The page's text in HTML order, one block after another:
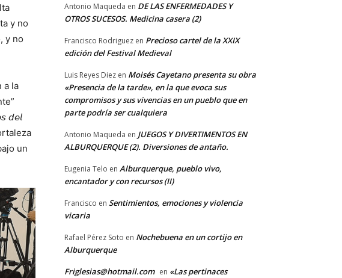
y no
y no
a la
𝘥𝘦𝘭
un
Antonio Maqueda en DE LAS ENFERMEDADES Y
OTROS SUCESOS. Medicina casera (2)
Francisco Rodriguez en Precioso cartel de la XXIX
edición del Festival Medieval
Luis Reyes Diez en Moisés Cayetano presenta su obra
«Presencia de la tarde», en la que evoca sus
compromisos y sus vivencias en un pueblo que en
parte podría ser cualquiera
Antonio Maqueda en JUEGOS Y DIVERTIMENTOS EN
ALBURQUERQUE (2). Diversiones de antaño.
Eugenia Telo en Alburquerque, pueblo vivo,
encantador y con recursos (II)
Francisco en Sentimientos, emociones y violencia
vicaria
Rafael Pérez Soto en Nochebuena en un cortijo en
Alburquerque
Friglesias@hotmail.com en «Las pertinaces